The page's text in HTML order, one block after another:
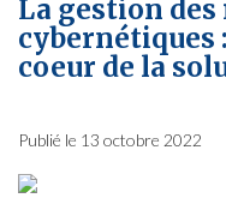
La gestion des
cybernétiques
coeur de la
Publié le 13 octobre 2022